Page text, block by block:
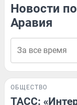
Новости
Аравия
ОБЩЕСТВО
ТАСС: